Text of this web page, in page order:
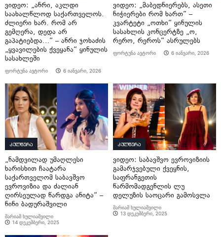
ვიდეო: „ანრი, აკლდი
საახალწლოდ საქართველოს.
ძლიერი ხარ. რომ არ
გემღერა, დედა არ
გაპატიებდა…“ – ანრი ჯოხაძის
„ყვავილების ქვეყანა“ ყინულის
სასახლეში
ფორტუნა ავტორი 6 იანვარი, 2026
ვიდეო: „მაბედნიერებს, ასეთი
ნიჭიერები რომ ხართ“ –
კვარტეტი „ოთხი“ ყინულის
სასახლის კონცერტზე „ო,
რერო, რეროს“ ასრულებს
ფორტუნა ავტორი 6 იანვარი, 2026
კულტურა
„ნამდვილად უმაღლესი
ხარისხით ჩაატარა
საქართველომ საბავშვო
ევროვიზია და ძალიან
ღირსეულად წარდგა ანიტა“ –
ნინი ბადურაშვილი
მარიამ ხულიაშვილი
14 დეკემბერი, 2025
კულტურა
ვიდეო: საბავშვო ევროვიზიის
გამარჯვებული ქვეყნის,
საფრანგეთის
წარმომადგენლის ლუ
დელუზის საოცარი გამოსვლა
მარიამ ხულიაშვილი
13 დეკემბერი, 2025